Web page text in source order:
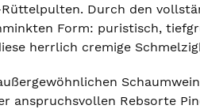
Durch den
Form: puristisch,
herrlich cremige
anspruchsvollen Rebsorte